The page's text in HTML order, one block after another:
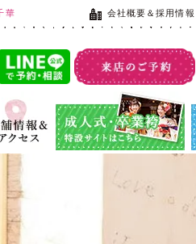
華 会社概要＆採用情報
情報＆ア
ス
成人式・卒業袴特設サイト